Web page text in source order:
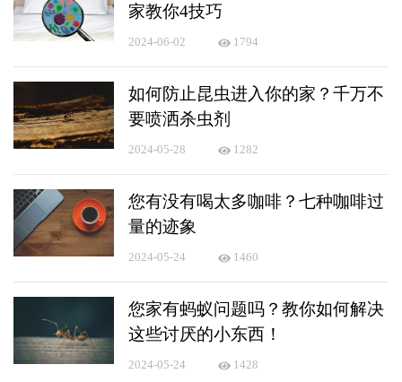
家教你4技巧
2024-06-02 1794
如何防止昆虫进入你的家？千万不
要喷洒杀虫剂
2024-05-28 1282
您有没有喝太多咖啡？七种咖啡过
量的迹象
2024-05-24 1460
您家有蚂蚁问题吗？教你如何解决
这些讨厌的小东西！
2024-05-24 1428